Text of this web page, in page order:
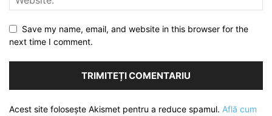
Save my name, email, and website in this browser for the
next time I comment.
Acest site folosește Akismet pentru a reduce spamul. Află cum